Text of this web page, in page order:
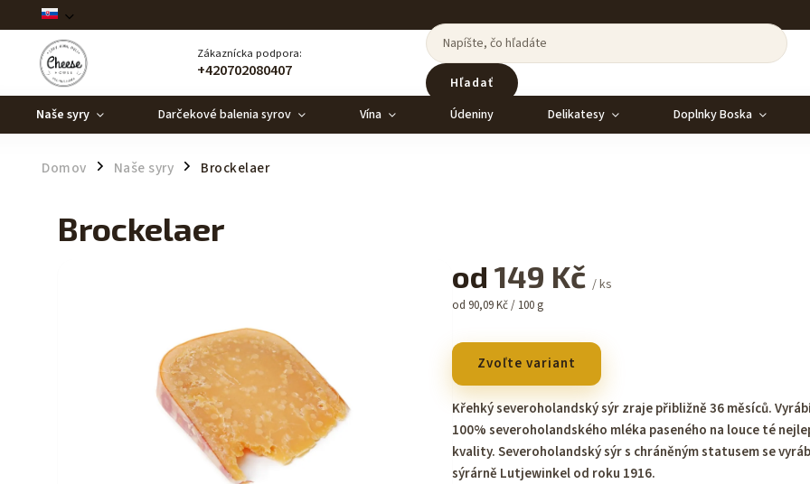
Zákaznícka podpora:
+420702080407
Hľadať
Naše syry
Darčekové balenia syrov Vína Údeniny Delikatesy Doplnky Boska
Domov / Naše syry / Brockelaer
Brockelaer
od 149 Kč / ks
od 90,09 Kč / 100 g
Zvoľte variant
Křehký severoholandský sýr zraje přibližně 36 měsíců.
100% severoholandského mléka paseného na louce té
kvality. Severoholandský sýr s chráněným statusem se
sýrárně Lutjewinkel od roku 1916.